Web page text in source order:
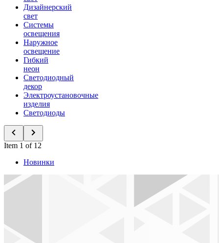
Дизайнерский
свет
Системы
освещения
Наружное
освещение
Гибкий
неон
Светодиодный
декор
Электроустановочные
изделия
Светодиоды
Item 1 of 12
Новинки